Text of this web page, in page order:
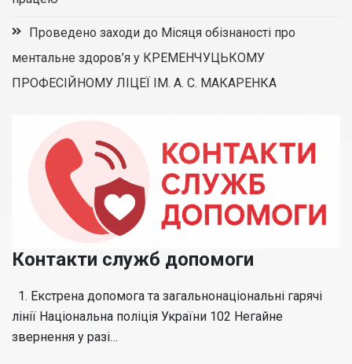
Проведено заходи до Місяця обізнаності про
ментальне здоров’я у КРЕМЕНЧУЦЬКОМУ
ПРОФЕСІЙНОМУ ЛІЦЕЇ ІМ. А. С. МАКАРЕНКА
Контакти служб допомоги
1. Екстрена допомога та загальнонаціональні гарячі
лінії Національна поліція України 102 Негайне
звернення у разі…